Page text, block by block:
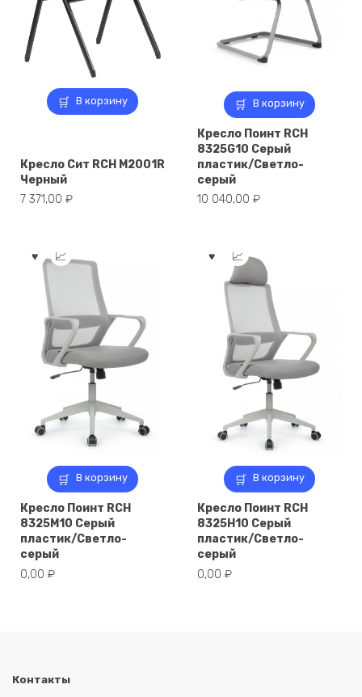
В корзину
Кресло Сит RCH M2001R
Черный
7 371,00 ₽
В корзину
Кресло Поинт RCH
8325G10 Серый
пластик/Светло-
серый
10 040,00 ₽
В корзину
Кресло Поинт RCH
8325M10 Серый
пластик/Светло-
серый
0,00 ₽
В корзину
Кресло Поинт RCH
8325H10 Серый
пластик/Светло-
серый
0,00 ₽
Контакты